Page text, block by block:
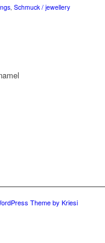
, Schmuck / jewellery
Theme by Kriesi